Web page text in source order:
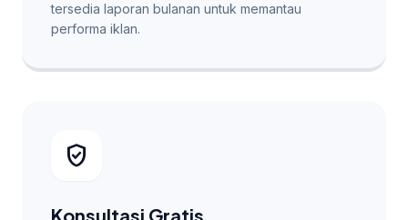
tersedia laporan bulanan untuk memantau
performa iklan.
verified_user
Konsultasi Gratis